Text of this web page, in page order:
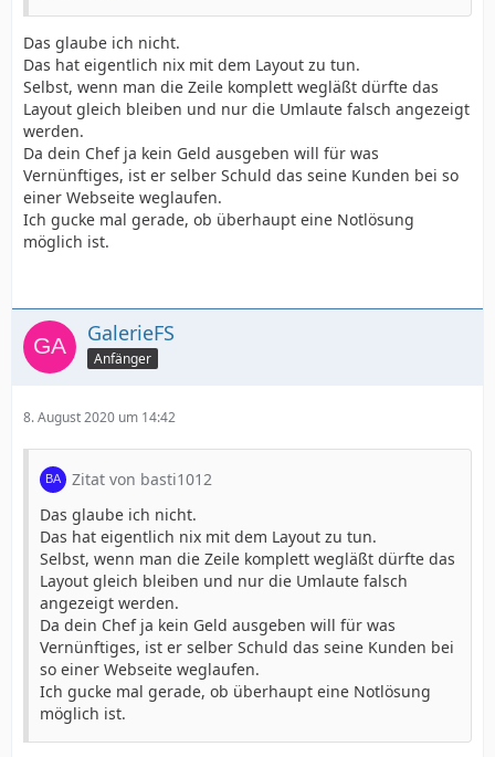
Das glaube ich nicht.
Das hat eigentlich nix mit dem Layout zu tun.
Selbst, wenn man die Zeile komplett wegläßt dürfte das
Layout gleich bleiben und nur die Umlaute falsch angezeigt
werden.
Da dein Chef ja kein Geld ausgeben will für was
Vernünftiges, ist er selber Schuld das seine Kunden bei so
einer Webseite weglaufen.
Ich gucke mal gerade, ob überhaupt eine Notlösung
möglich ist.
GalerieFS
Anfänger
8. August 2020 um 14:42
Zitat von basti1012
Das glaube ich nicht.
Das hat eigentlich nix mit dem Layout zu tun.
Selbst, wenn man die Zeile komplett wegläßt dürfte das
Layout gleich bleiben und nur die Umlaute falsch
angezeigt werden.
Da dein Chef ja kein Geld ausgeben will für was
Vernünftiges, ist er selber Schuld das seine Kunden bei
so einer Webseite weglaufen.
Ich gucke mal gerade, ob überhaupt eine Notlösung
möglich ist.